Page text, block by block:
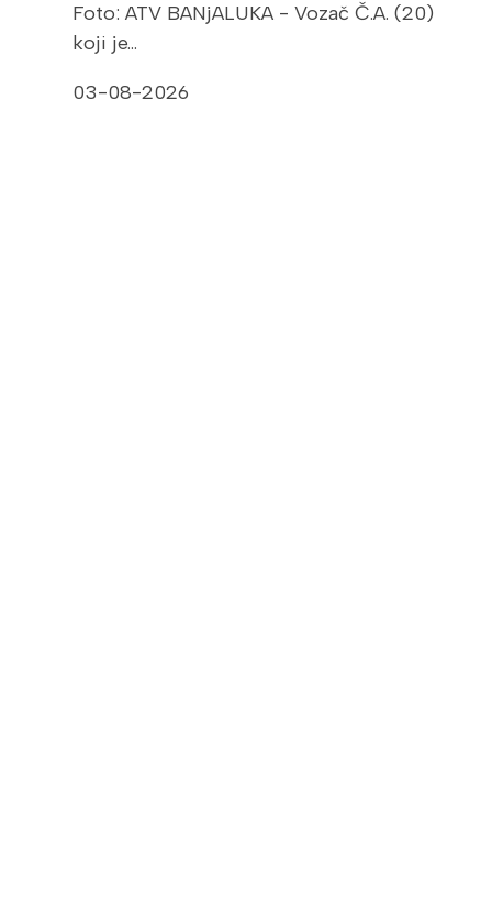
Foto: ATV BANjALUKA - Vozač Č.A. (20)
koji je…
03-08-2026